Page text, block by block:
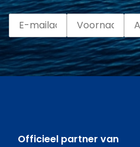
Officieel partner van